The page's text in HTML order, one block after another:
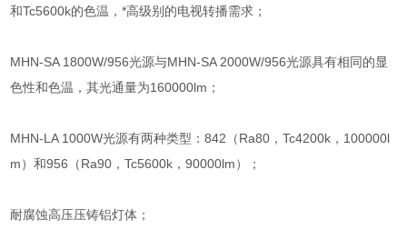
和Tc5600k的色温，*高级别的电视转播需求；
MHN-SA 1800W/956光源与MHN-SA 2000W/956光源具有相同的显
色性和色温，其光通量为160000lm；
MHN-LA 1000W光源有两种类型：842（Ra80，Tc4200k，100000l
m）和956（Ra90，Tc5600k，90000lm）；
耐腐蚀高压压铸铝灯体；